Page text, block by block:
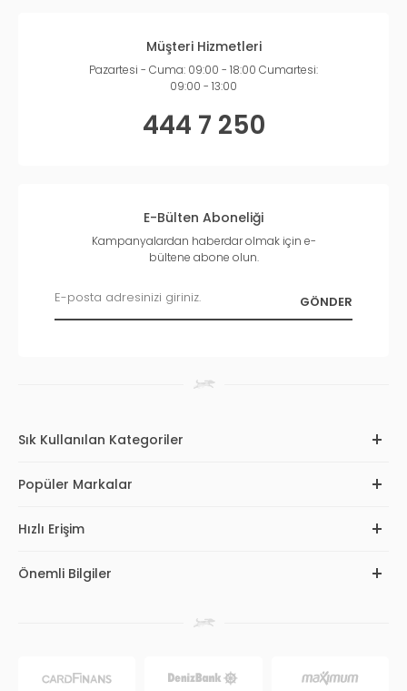
Müşteri Hizmetleri
Pazartesi - Cuma: 09:00 - 18:00 Cumartesi:
09:00 - 13:00
444 7 250
E-Bülten Aboneliği
Kampanyalardan haberdar olmak için e-
bültene abone olun.
Sık Kullanılan Kategoriler
Popüler Markalar
Hızlı Erişim
Önemli Bilgiler